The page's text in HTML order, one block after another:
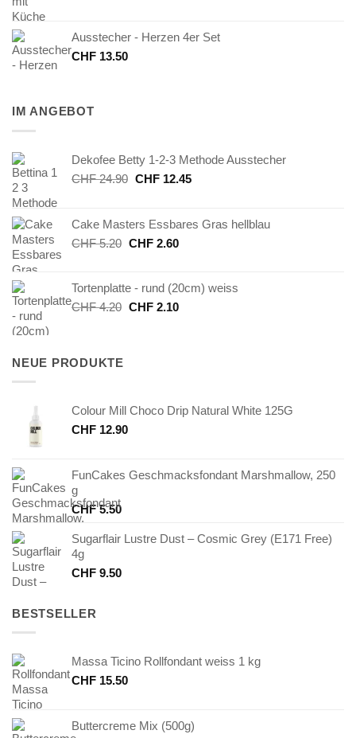
Ausstecher - Herzen 4er Set
CHF 13.50
IM ANGEBOT
Dekofee Betty 1-2-3 Methode Ausstecher
CHF24.90 Ursprünglicher
CHF 24.90
CHF12.45Aktueller
CHF 12.45.
Cake Masters Essbares Gras hellblau
CHF5.20 Ursprünglicher
CHF 5.20
CHF2.60Aktueller
CHF 2.60.
Tortenplatte - rund (20cm) weiss
CHF4.20 Ursprünglicher
CHF2.10Aktueller
NEUE PRODUKTE
Colour Mill Choco Drip Natural White 125G
CHF 12.90
FunCakes Geschmacksfondant Marshmallow, 250
g
CHF5.50
Sugarflair Lustre Dust – Cosmic Grey (E171 Free)
4g
CHF 9.50
BESTSELLER
Massa Ticino Rollfondant weiss 1 kg
CHF 15.50
Buttercreme Mix (500g)